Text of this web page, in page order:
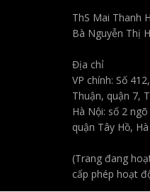
ThS Mai Thanh
Bà Nguyễn Thị
Địa chỉ
VP chính: Số
Thuận, quận 7,
Hà Nội: số 2
quận Tây Hồ,
(Trang đang
cấp phép hoạt